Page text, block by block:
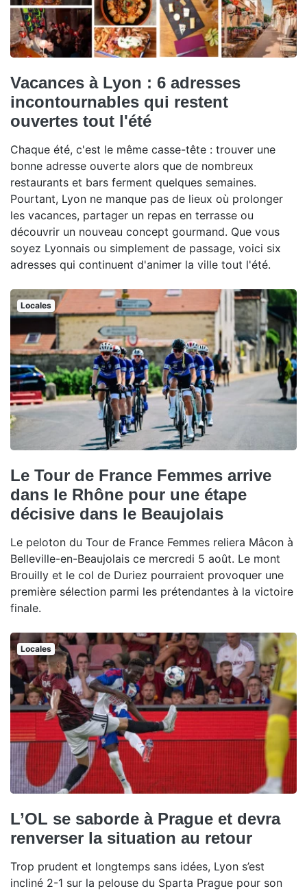
Vacances à Lyon : 6 adresses
incontournables qui restent
ouvertes tout l'été
Chaque été, c'est le même casse-tête : trouver une
bonne adresse ouverte alors que de nombreux
restaurants et bars ferment quelques semaines.
Pourtant, Lyon ne manque pas de lieux où prolonger
les vacances, partager un repas en terrasse ou
découvrir un nouveau concept gourmand. Que vous
soyez Lyonnais ou simplement de passage, voici six
adresses qui continuent d'animer la ville tout l'été.
Locales
Le Tour de France Femmes arrive
dans le Rhône pour une étape
décisive dans le Beaujolais
Le peloton du Tour de France Femmes reliera Mâcon à
Belleville-en-Beaujolais ce mercredi 5 août. Le mont
Brouilly et le col de Duriez pourraient provoquer une
première sélection parmi les prétendantes à la victoire
finale.
Locales
L’OL se saborde à Prague et devra
renverser la situation au retour
Trop prudent et longtemps sans idées, Lyon s’est
incliné 2-1 sur la pelouse du Sparta Prague pour son